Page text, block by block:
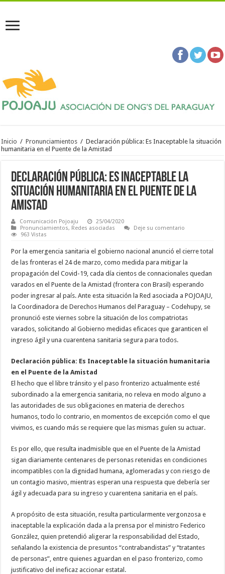
Inicio / Pronunciamientos / Declaración pública: Es Inaceptable la situación
humanitaria en el Puente de la Amistad
Declaración pública: Es Inaceptable la
situación humanitaria en el Puente de la
Amistad
Comunicación Pojoaju
25/04/2020
Pronunciamientos, Redes asociadas
Deje su comentario
963 Vistas
Por la emergencia sanitaria el gobierno nacional anunció el cierre total
de las fronteras el 24 de marzo, como medida para mitigar la
propagación del Covid-19, cada día cientos de connacionales quedan
varados en el Puente de la Amistad (frontera con Brasil) esperando
poder ingresar al país. Ante esta situación la Red asociada a POJOAJU,
la Coordinadora de Derechos Humanos del Paraguay – Codehupy, se
pronunció este viernes sobre la situación de los compatriotas
varados, solicitando al Gobierno medidas eficaces que garanticen el
ingreso ágil y una cuarentena sanitaria segura para todos.
Declaración pública: Es Inaceptable la situación humanitaria
en el Puente de la Amistad
El hecho que el libre tránsito y el paso fronterizo actualmente esté
subordinado a la emergencia sanitaria, no releva en modo alguno a
las autoridades de sus obligaciones en materia de derechos
humanos, todo lo contrario, en momentos de excepción como el que
vivimos, es cuando más se requiere que las mismas guíen su actuar.
Es por ello, que resulta inadmisible que en el Puente de la Amistad
sigan diariamente centenares de personas retenidas en condiciones
incompatibles con la dignidad humana, aglomeradas y con riesgo de
un contagio masivo, mientras esperan una respuesta que debería ser
ágil y adecuada para su ingreso y cuarentena sanitaria en el país.
A propósito de esta situación, resulta particularmente vergonzosa e
inaceptable la explicación dada a la prensa por el ministro Federico
González, quien pretendió aligerar la responsabilidad del Estado,
señalando la existencia de presuntos “contrabandistas” y “tratantes
de personas”, entre quienes aguardan en el paso fronterizo, como
justificativo del ineficaz accionar estatal.